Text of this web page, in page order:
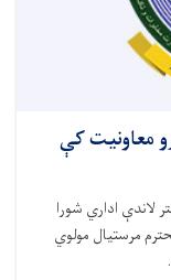
معاونیت کې
لاندې اداري شورا
مرستیال مولوي